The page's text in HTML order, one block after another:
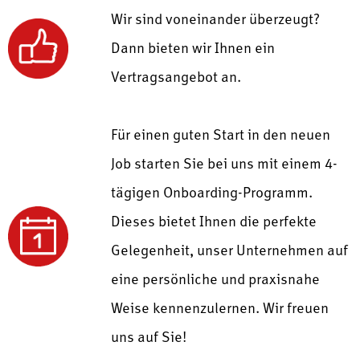
Wir sind voneinander überzeugt?
Dann bieten wir Ihnen ein
Vertragsangebot an.
Für einen guten Start in den neuen
Job starten Sie bei uns mit einem 4-
tägigen Onboarding-Programm.
Dieses bietet Ihnen die perfekte
Gelegenheit, unser Unternehmen auf
eine persönliche und praxisnahe
Weise kennenzulernen.Wir freuen
uns auf Sie!